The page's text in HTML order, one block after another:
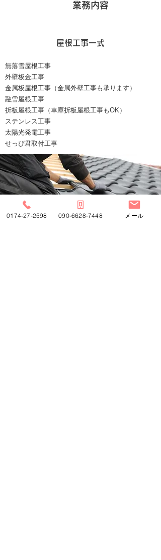
業務内容
屋根工事一式
無落雪屋根工事
外壁板金工事
金属板屋根工事（金属外壁工事も承ります）
融雪屋根工事
折板屋根工事（車庫折板屋根工事もOK）
ステンレス工事
太陽光発電工事
せっぴ君取付工事
0174-27-2598 090-6628-7448 メール